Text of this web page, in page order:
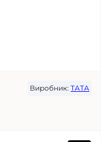
Виробник: TATA